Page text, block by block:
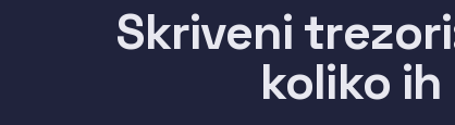
Skriveni
koliko